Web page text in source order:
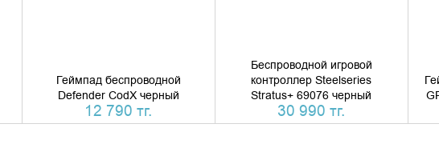
Геймпад беспроводной
Defender CodX черный
12 790 тг.
Беспроводной игровой
контроллер Steelseries
Stratus+ 69076 черный
30 990 тг.